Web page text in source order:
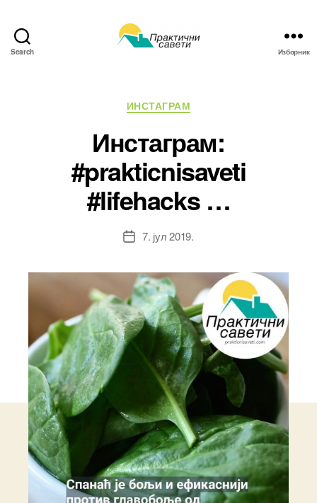
Search Изборник
Категорије
ИНСТАГРАМ
Инстаграм:
#prakticnisaveti
#lifehacks …
Датум7. јул 2019.